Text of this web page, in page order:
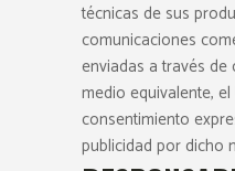
técnicas de sus
comunicaciones
enviadas a través
medio equivalente,
consentimiento
publicidad por dicho